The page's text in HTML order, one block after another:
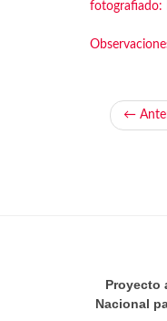
fotografiado:
←
Proyecto
Nacional